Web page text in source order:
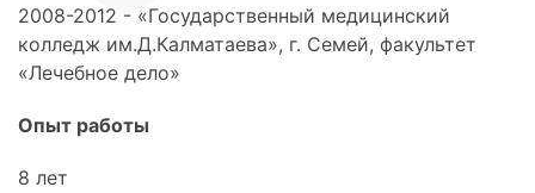
2008-2012 - «Государственный медицинский
колледж им.Д.Калматаева», г. Семей, факультет
«Лечебное дело»
Опыт работы
8 лет